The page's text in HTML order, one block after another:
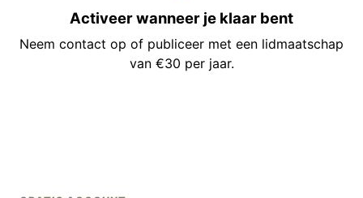
Activeer wanneer je klaar bent
Neem contact op of publiceer met een lidmaatschap
van €30 per jaar.